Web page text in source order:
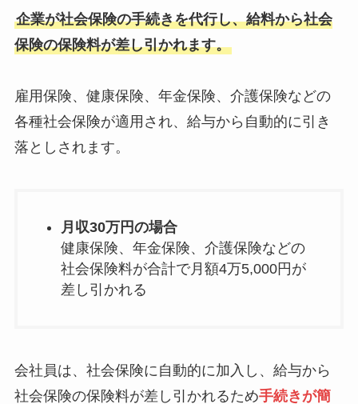
企業が社会保険の手続きを代行し、給料から社会
保険の保険料が差し引かれます。
雇用保険、健康保険、年金保険、介護保険などの
各種社会保険が適用され、給与から自動的に引き
落としされます。
月収30万円の場合
健康保険、年金保険、介護保険などの
社会保険料が合計で月額4万5,000円が
差し引かれる
会社員は、社会保険に自動的に加入し、給与から
社会保険の保険料が差し引かれるため手続きが簡